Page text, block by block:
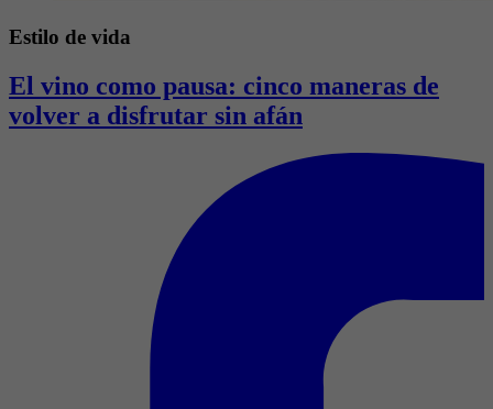
Estilo de vida
El vino como pausa: cinco maneras de
volver a disfrutar sin afán